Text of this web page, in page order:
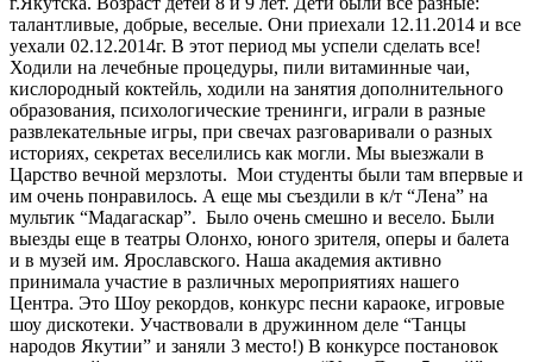
талантливые, добрые, веселые. Они приехали 12.11.2014 и все
уехали 02.12.2014г. В этот период мы успели сделать все!
Ходили на лечебные процедуры, пили витаминные чаи,
кислородный коктейль, ходили на занятия дополнительного
образования, психологические тренинги, играли в разные
развлекательные игры, при свечах разговаривали о разных
историях, секретах веселились как могли. Мы выезжали в
Царство вечной мерзлоты. Мои студенты были там впервые и
им очень понравилось. А еще мы съездили в к/т “Лена” на
мультик “Мадагаскар”. Было очень смешно и весело. Были
выезды еще в театры Олонхо, юного зрителя, оперы и балета
и в музей им. Ярославского. Наша академия активно
принимала участие в различных мероприятиях нашего
Центра. Это Шоу рекордов, конкурс песни караоке, игровые
шоу дискотеки. Участвовали в дружинном деле “Танцы
народов Якутии” и заняли 3 место!) В конкурсе постановок